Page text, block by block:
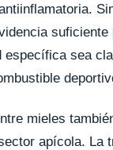
suficiente
específica sea
mieles
apícola. La